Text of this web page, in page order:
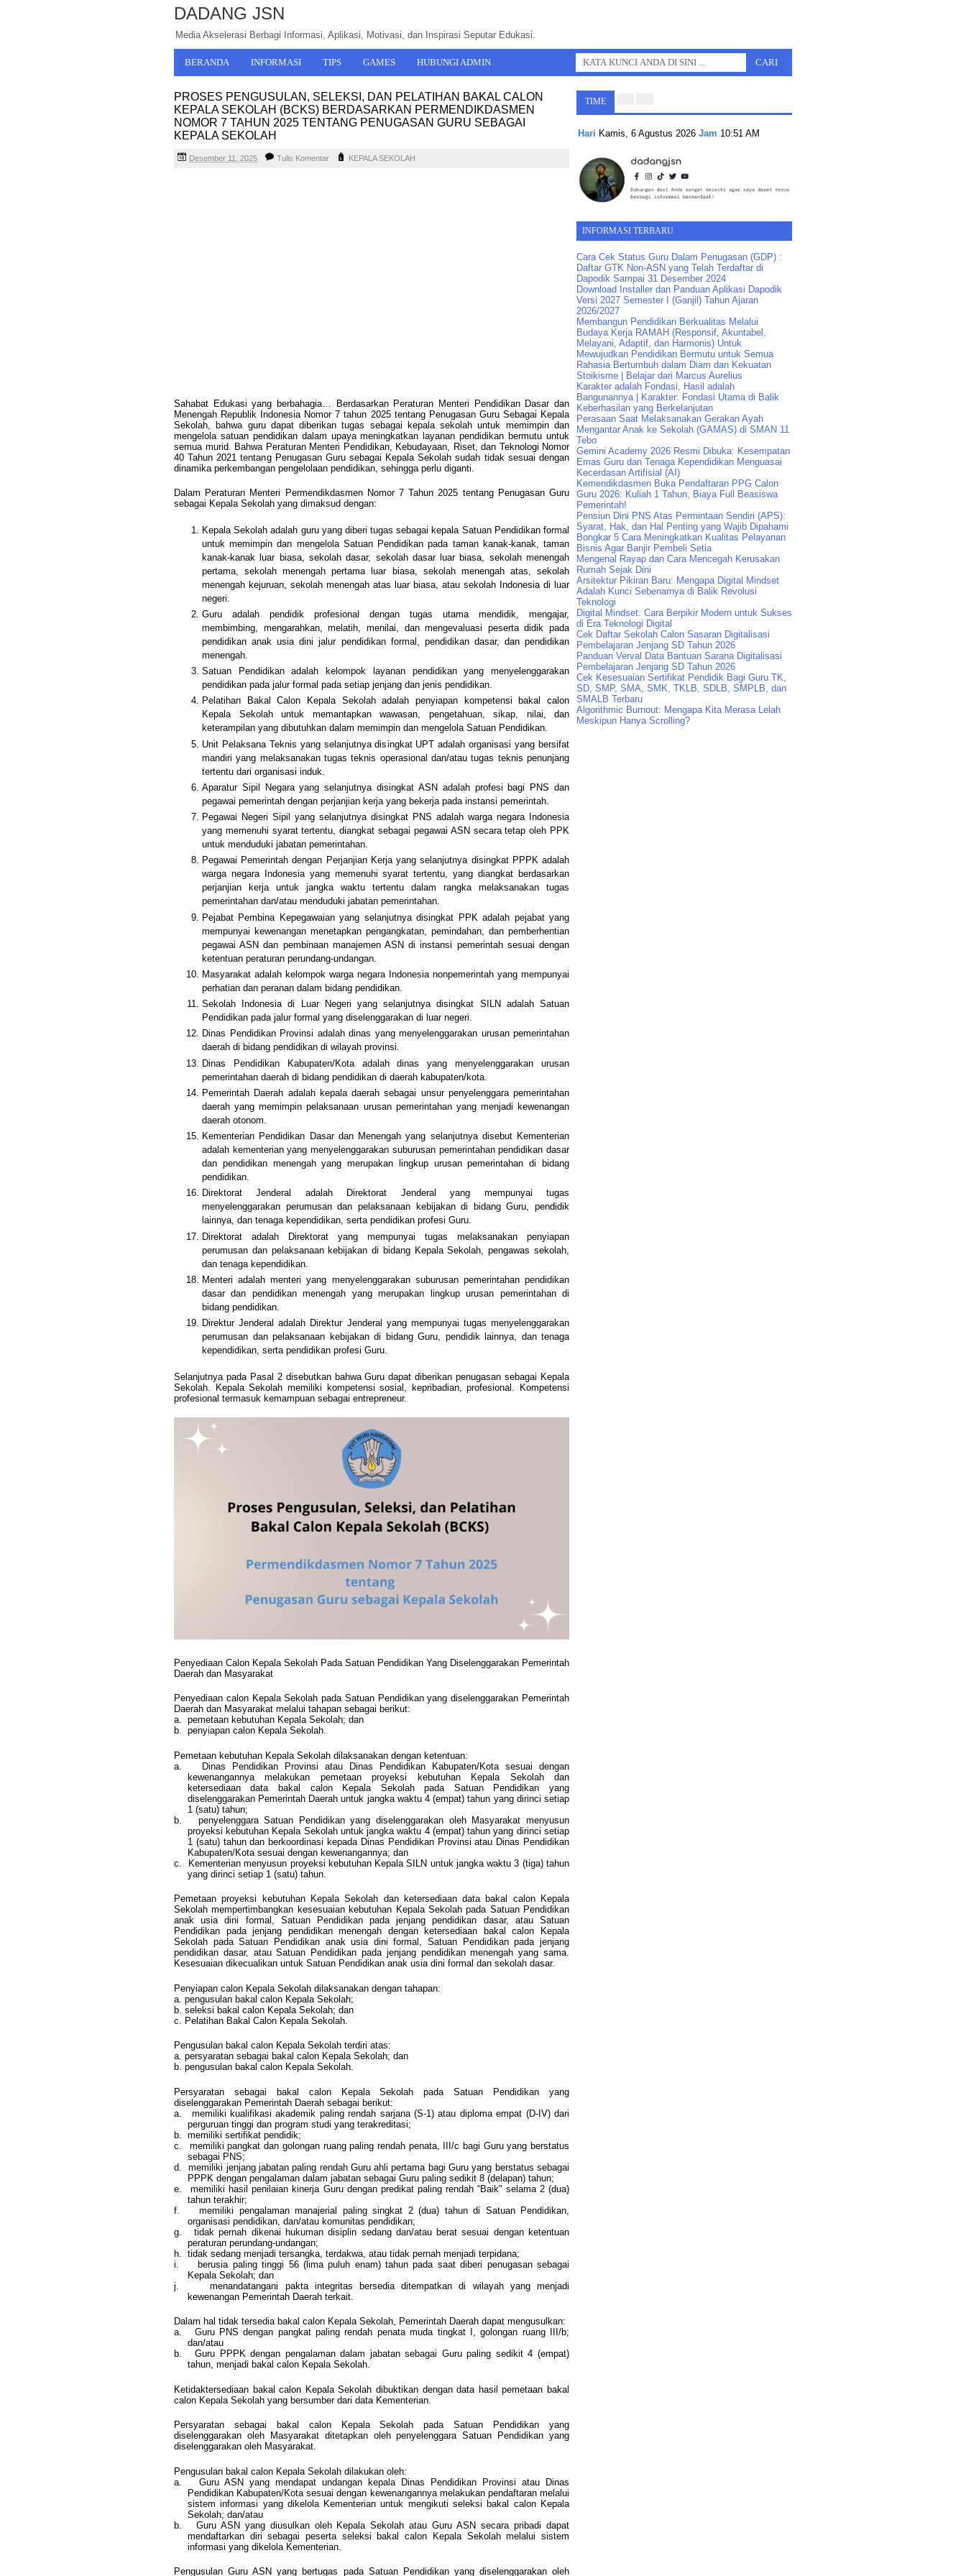
DADANG JSN
Media Akselerasi Berbagi Informasi, Aplikasi, Motivasi, dan Inspirasi Seputar Edukasi.
BERANDA INFORMASI TIPS GAMES HUBUNGI ADMIN
PROSES PENGUSULAN, SELEKSI, DAN PELATIHAN BAKAL CALON
KEPALA SEKOLAH (BCKS) BERDASARKAN PERMENDIKDASMEN
NOMOR 7 TAHUN 2025 TENTANG PENUGASAN GURU SEBAGAI
KEPALA SEKOLAH
Desember 11, 2025 Tulis Komentar KEPALA SEKOLAH
Sahabat Edukasi yang berbahagia… Berdasarkan Peraturan Menteri Pendidikan Dasar dan
Menengah Republik Indonesia Nomor 7 tahun 2025 tentang Penugasan Guru Sebagai Kepala
Sekolah, bahwa guru dapat diberikan tugas sebagai kepala sekolah untuk memimpin dan
mengelola satuan pendidikan dalam upaya meningkatkan layanan pendidikan bermutu untuk
semua murid. Bahwa Peraturan Menteri Pendidikan, Kebudayaan, Riset, dan Teknologi Nomor
40 Tahun 2021 tentang Penugasan Guru sebagai Kepala Sekolah sudah tidak sesuai dengan
dinamika perkembangan pengelolaan pendidikan, sehingga perlu diganti.
Dalam Peraturan Menteri Permendikdasmen Nomor 7 Tahun 2025 tentang Penugasan Guru
sebagai Kepala Sekolah yang dimaksud dengan:
Kepala Sekolah adalah guru yang diberi tugas sebagai kepala Satuan Pendidikan formal
untuk memimpin dan mengelola Satuan Pendidikan pada taman kanak-kanak, taman
kanak-kanak luar biasa, sekolah dasar, sekolah dasar luar biasa, sekolah menengah
pertama, sekolah menengah pertama luar biasa, sekolah menengah atas, sekolah
menengah kejuruan, sekolah menengah atas luar biasa, atau sekolah Indonesia di luar
negeri.
Guru adalah pendidik profesional dengan tugas utama mendidik, mengajar,
membimbing, mengarahkan, melatih, menilai, dan mengevaluasi peserta didik pada
pendidikan anak usia dini jalur pendidikan formal, pendidikan dasar, dan pendidikan
menengah.
Satuan Pendidikan adalah kelompok layanan pendidikan yang menyelenggarakan
pendidikan pada jalur formal pada setiap jenjang dan jenis pendidikan.
Pelatihan Bakal Calon Kepala Sekolah adalah penyiapan kompetensi bakal calon
Kepala Sekolah untuk memantapkan wawasan, pengetahuan, sikap, nilai, dan
keterampilan yang dibutuhkan dalam memimpin dan mengelola Satuan Pendidikan.
Unit Pelaksana Teknis yang selanjutnya disingkat UPT adalah organisasi yang bersifat
mandiri yang melaksanakan tugas teknis operasional dan/atau tugas teknis penunjang
tertentu dari organisasi induk.
Aparatur Sipil Negara yang selanjutnya disingkat ASN adalah profesi bagi PNS dan
pegawai pemerintah dengan perjanjian kerja yang bekerja pada instansi pemerintah.
Pegawai Negeri Sipil yang selanjutnya disingkat PNS adalah warga negara Indonesia
yang memenuhi syarat tertentu, diangkat sebagai pegawai ASN secara tetap oleh PPK
untuk menduduki jabatan pemerintahan.
Pegawai Pemerintah dengan Perjanjian Kerja yang selanjutnya disingkat PPPK adalah
warga negara Indonesia yang memenuhi syarat tertentu, yang diangkat berdasarkan
perjanjian kerja untuk jangka waktu tertentu dalam rangka melaksanakan tugas
pemerintahan dan/atau menduduki jabatan pemerintahan.
Pejabat Pembina Kepegawaian yang selanjutnya disingkat PPK adalah pejabat yang
mempunyai kewenangan menetapkan pengangkatan, pemindahan, dan pemberhentian
pegawai ASN dan pembinaan manajemen ASN di instansi pemerintah sesuai dengan
ketentuan peraturan perundang-undangan.
Masyarakat adalah kelompok warga negara Indonesia nonpemerintah yang mempunyai
perhatian dan peranan dalam bidang pendidikan.
Sekolah Indonesia di Luar Negeri yang selanjutnya disingkat SILN adalah Satuan
Pendidikan pada jalur formal yang diselenggarakan di luar negeri.
Dinas Pendidikan Provinsi adalah dinas yang menyelenggarakan urusan pemerintahan
daerah di bidang pendidikan di wilayah provinsi.
Dinas Pendidikan Kabupaten/Kota adalah dinas yang menyelenggarakan urusan
pemerintahan daerah di bidang pendidikan di daerah kabupaten/kota.
Pemerintah Daerah adalah kepala daerah sebagai unsur penyelenggara pemerintahan
daerah yang memimpin pelaksanaan urusan pemerintahan yang menjadi kewenangan
daerah otonom.
Kementerian Pendidikan Dasar dan Menengah yang selanjutnya disebut Kementerian
adalah kementerian yang menyelenggarakan suburusan pemerintahan pendidikan dasar
dan pendidikan menengah yang merupakan lingkup urusan pemerintahan di bidang
pendidikan.
Direktorat Jenderal adalah Direktorat Jenderal yang mempunyai tugas
menyelenggarakan perumusan dan pelaksanaan kebijakan di bidang Guru, pendidik
lainnya, dan tenaga kependidikan, serta pendidikan profesi Guru.
Direktorat adalah Direktorat yang mempunyai tugas melaksanakan penyiapan
perumusan dan pelaksanaan kebijakan di bidang Kepala Sekolah, pengawas sekolah,
dan tenaga kependidikan.
Menteri adalah menteri yang menyelenggarakan suburusan pemerintahan pendidikan
dasar dan pendidikan menengah yang merupakan lingkup urusan pemerintahan di
bidang pendidikan.
Direktur Jenderal adalah Direktur Jenderal yang mempunyai tugas menyelenggarakan
perumusan dan pelaksanaan kebijakan di bidang Guru, pendidik lainnya, dan tenaga
kependidikan, serta pendidikan profesi Guru.
Selanjutnya pada Pasal 2 disebutkan bahwa Guru dapat diberikan penugasan sebagai Kepala
Sekolah. Kepala Sekolah memiliki kompetensi sosial, kepribadian, profesional. Kompetensi
profesional termasuk kemampuan sebagai entrepreneur.
Penyediaan Calon Kepala Sekolah Pada Satuan Pendidikan Yang Diselenggarakan Pemerintah
Daerah dan Masyarakat
Penyediaan calon Kepala Sekolah pada Satuan Pendidikan yang diselenggarakan Pemerintah
Daerah dan Masyarakat melalui tahapan sebagai berikut:
a. pemetaan kebutuhan Kepala Sekolah; dan
b. penyiapan calon Kepala Sekolah.
Pemetaan kebutuhan Kepala Sekolah dilaksanakan dengan ketentuan:
a.
Dinas Pendidikan Provinsi atau Dinas Pendidikan Kabupaten/Kota sesuai dengan
kewenangannya melakukan pemetaan proyeksi kebutuhan Kepala Sekolah dan
ketersediaan data bakal calon Kepala Sekolah pada Satuan Pendidikan yang
diselenggarakan Pemerintah Daerah untuk jangka waktu 4 (empat) tahun yang dirinci setiap
1 (satu) tahun;
b.
penyelenggara Satuan Pendidikan yang diselenggarakan oleh Masyarakat menyusun
proyeksi kebutuhan Kepala Sekolah untuk jangka waktu 4 (empat) tahun yang dirinci setiap
1 (satu) tahun dan berkoordinasi kepada Dinas Pendidikan Provinsi atau Dinas Pendidikan
Kabupaten/Kota sesuai dengan kewenangannya; dan
c.
Kementerian menyusun proyeksi kebutuhan Kepala SILN untuk jangka waktu 3 (tiga) tahun
yang dirinci setiap 1 (satu) tahun.
Pemetaan proyeksi kebutuhan Kepala Sekolah dan ketersediaan data bakal calon Kepala
Sekolah mempertimbangkan kesesuaian kebutuhan Kepala Sekolah pada Satuan Pendidikan
anak usia dini formal, Satuan Pendidikan pada jenjang pendidikan dasar, atau Satuan
Pendidikan pada jenjang pendidikan menengah dengan ketersediaan bakal calon Kepala
Sekolah pada Satuan Pendidikan anak usia dini formal, Satuan Pendidikan pada jenjang
pendidikan dasar, atau Satuan Pendidikan pada jenjang pendidikan menengah yang sama.
Kesesuaian dikecualikan untuk Satuan Pendidikan anak usia dini formal dan sekolah dasar.
Penyiapan calon Kepala Sekolah dilaksanakan dengan tahapan:
a. pengusulan bakal calon Kepala Sekolah;
b. seleksi bakal calon Kepala Sekolah; dan
c. Pelatihan Bakal Calon Kepala Sekolah.
Pengusulan bakal calon Kepala Sekolah terdiri atas:
a. persyaratan sebagai bakal calon Kepala Sekolah; dan
b. pengusulan bakal calon Kepala Sekolah.
Persyaratan sebagai bakal calon Kepala Sekolah pada Satuan Pendidikan yang
diselenggarakan Pemerintah Daerah sebagai berikut:
a.
memiliki kualifikasi akademik paling rendah sarjana (S-1) atau diploma empat (D-IV) dari
perguruan tinggi dan program studi yang terakreditasi;
b.
memiliki sertifikat pendidik;
c.
memiliki pangkat dan golongan ruang paling rendah penata, III/c bagi Guru yang berstatus
sebagai PNS;
d.
memiliki jenjang jabatan paling rendah Guru ahli pertama bagi Guru yang berstatus sebagai
PPPK dengan pengalaman dalam jabatan sebagai Guru paling sedikit 8 (delapan) tahun;
e.
memiliki hasil penilaian kinerja Guru dengan predikat paling rendah “Baik" selama 2 (dua)
tahun terakhir;
f.
memiliki pengalaman manajerial paling singkat 2 (dua) tahun di Satuan Pendidikan,
organisasi pendidikan, dan/atau komunitas pendidikan;
g.
tidak pernah dikenai hukuman disiplin sedang dan/atau berat sesuai dengan ketentuan
peraturan perundang-undangan;
h.
tidak sedang menjadi tersangka, terdakwa, atau tidak pernah menjadi terpidana;
i.
berusia paling tinggi 56 (lima puluh enam) tahun pada saat diberi penugasan sebagai
Kepala Sekolah; dan
j.
menandatangani pakta integritas bersedia ditempatkan di wilayah yang menjadi
kewenangan Pemerintah Daerah terkait.
Dalam hal tidak tersedia bakal calon Kepala Sekolah, Pemerintah Daerah dapat mengusulkan:
a.
Guru PNS dengan pangkat paling rendah penata muda tingkat I, golongan ruang III/b;
dan/atau
b.
Guru PPPK dengan pengalaman dalam jabatan sebagai Guru paling sedikit 4 (empat)
tahun, menjadi bakal calon Kepala Sekolah.
Ketidaktersediaan bakal calon Kepala Sekolah dibuktikan dengan data hasil pemetaan bakal
calon Kepala Sekolah yang bersumber dari data Kementerian.
Persyaratan sebagai bakal calon Kepala Sekolah pada Satuan Pendidikan yang
diselenggarakan oleh Masyarakat ditetapkan oleh penyelenggara Satuan Pendidikan yang
diselenggarakan oleh Masyarakat.
Pengusulan bakal calon Kepala Sekolah dilakukan oleh:
a.
Guru ASN yang mendapat undangan kepala Dinas Pendidikan Provinsi atau Dinas
Pendidikan Kabupaten/Kota sesuai dengan kewenangannya melakukan pendaftaran melalui
sistem informasi yang dikelola Kementerian untuk mengikuti seleksi bakal calon Kepala
Sekolah; dan/atau
b.
Guru ASN yang diusulkan oleh Kepala Sekolah atau Guru ASN secara pribadi dapat
mendaftarkan diri sebagai peserta seleksi bakal calon Kepala Sekolah melalui sistem
informasi yang dikelola Kementerian.
Pengusulan Guru ASN yang bertugas pada Satuan Pendidikan yang diselenggarakan oleh
TIME
Hari Kamis, 6 Agustus 2026 Jam 10:51 AM
INFORMASI TERBARU
Cara Cek Status Guru Dalam Penugasan (GDP) :
Daftar GTK Non-ASN yang Telah Terdaftar di
Dapodik Sampai 31 Desember 2024
Download Installer dan Panduan Aplikasi Dapodik
Versi 2027 Semester I (Ganjil) Tahun Ajaran
2026/2027
Membangun Pendidikan Berkualitas Melalui
Budaya Kerja RAMAH (Responsif, Akuntabel,
Melayani, Adaptif, dan Harmonis) Untuk
Mewujudkan Pendidikan Bermutu untuk Semua
Rahasia Bertumbuh dalam Diam dan Kekuatan
Stoikisme | Belajar dari Marcus Aurelius
Karakter adalah Fondasi, Hasil adalah
Bangunannya | Karakter: Fondasi Utama di Balik
Keberhasilan yang Berkelanjutan
Perasaan Saat Melaksanakan Gerakan Ayah
Mengantar Anak ke Sekolah (GAMAS) di SMAN 11
Tebo
Gemini Academy 2026 Resmi Dibuka: Kesempatan
Emas Guru dan Tenaga Kependidikan Menguasai
Kecerdasan Artifisial (AI)
Kemendikdasmen Buka Pendaftaran PPG Calon
Guru 2026: Kuliah 1 Tahun, Biaya Full Beasiswa
Pemerintah!
Pensiun Dini PNS Atas Permintaan Sendiri (APS):
Syarat, Hak, dan Hal Penting yang Wajib Dipahami
Bongkar 5 Cara Meningkatkan Kualitas Pelayanan
Bisnis Agar Banjir Pembeli Setia
Mengenal Rayap dan Cara Mencegah Kerusakan
Rumah Sejak Dini
Arsitektur Pikiran Baru: Mengapa Digital Mindset
Adalah Kunci Sebenarnya di Balik Revolusi
Teknologi
Digital Mindset: Cara Berpikir Modern untuk Sukses
di Era Teknologi Digital
Cek Daftar Sekolah Calon Sasaran Digitalisasi
Pembelajaran Jenjang SD Tahun 2026
Panduan Verval Data Bantuan Sarana Digitalisasi
Pembelajaran Jenjang SD Tahun 2026
Cek Kesesuaian Sertifikat Pendidik Bagi Guru TK,
SD, SMP, SMA, SMK, TKLB, SDLB, SMPLB, dan
SMALB Terbaru
Algorithmic Burnout: Mengapa Kita Merasa Lelah
Meskipun Hanya Scrolling?